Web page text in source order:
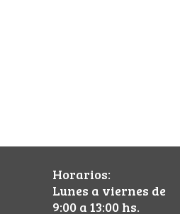
Horarios:
Lunes a viernes de
9:00 a 13:00 hs.